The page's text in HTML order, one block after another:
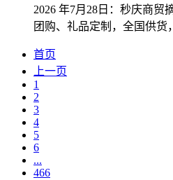
2026 年7月28日：秒庆商
团购、礼品定制，全国供货
首页
上一页
1
2
3
4
5
6
...
466